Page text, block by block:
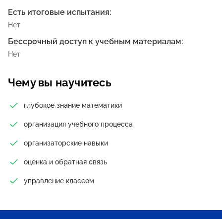
Есть итоговые испытания:
Нет
Бессрочный доступ к учебным материалам:
Нет
Чему вы научитесь
глубокое знание математики
организация учебного процесса
организаторские навыки
оценка и обратная связь
управление классом